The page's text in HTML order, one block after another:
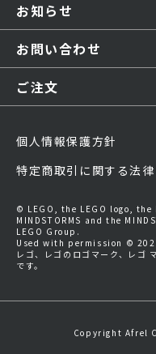
お知らせ
お問い合わせ
ご注文
個人情報保護方針
特定商取引に関する法
© LEGO, the LEGO logo,
MINDSTORMS and the
LEGO Group.
Used with permission ©
レゴ、レゴのロゴマーク、レゴ
です。
Copyright Afrel